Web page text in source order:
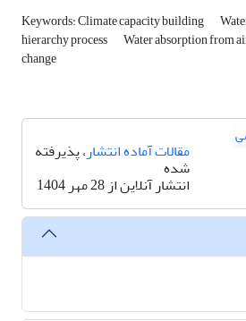
Keywords: Climate capacity building
hierarchy process Water absorption from
change
مقالات آماده انتشار، پذیرفته
شده
انتشار آنلاین از 28 مهر 1404